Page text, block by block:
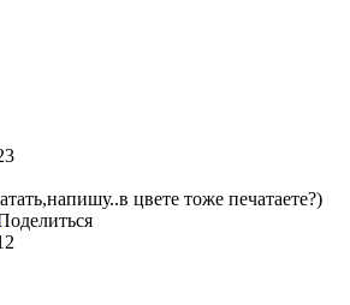
цвете тоже печатаете?)